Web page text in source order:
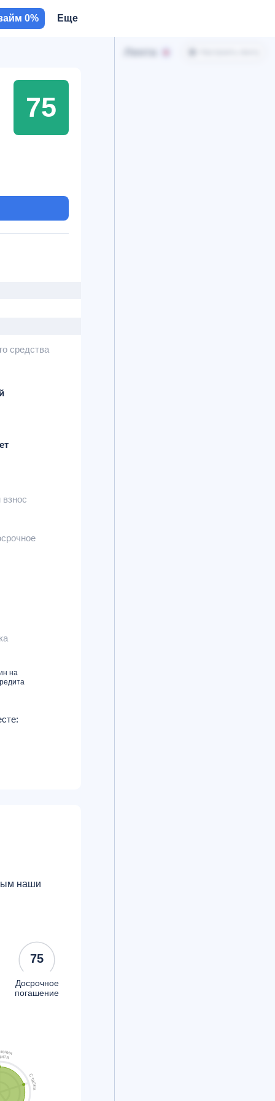
0% Еще
75
средства
на
наши
75
Досрочное
погашение
чения
ита
С
т
а
в
к
а
Лента